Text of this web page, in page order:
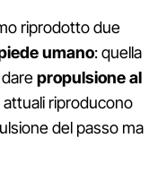
riprodotto due
umano: quella
propulsione al
riproducono
del passo ma